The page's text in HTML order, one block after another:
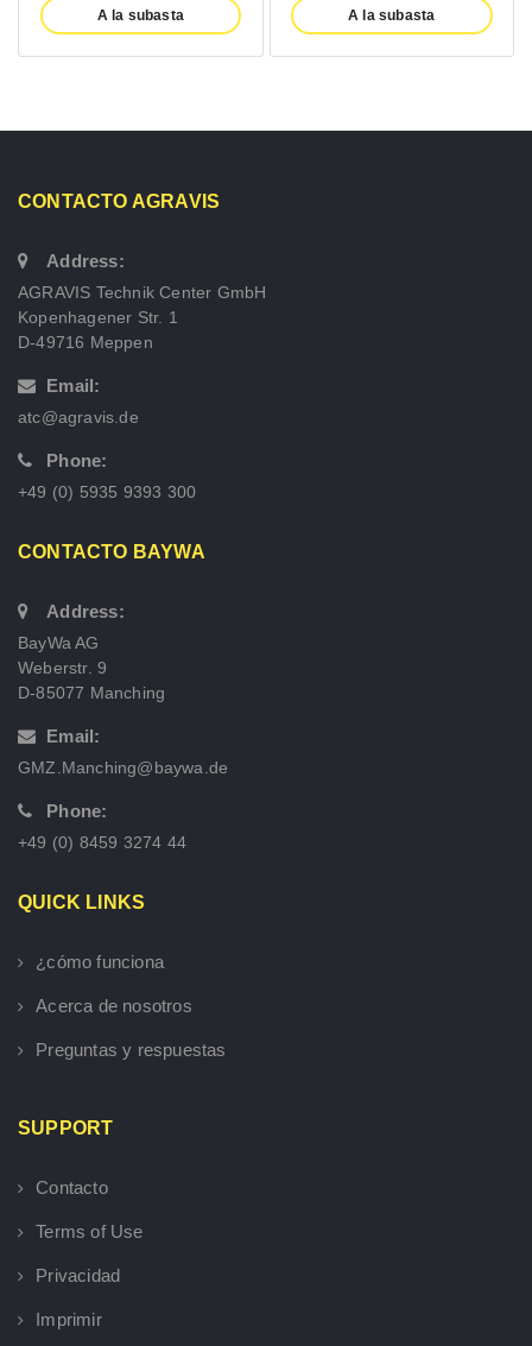
A la subasta A la subasta
CONTACTO AGRAVIS
Address:
AGRAVIS Technik Center GmbH
Kopenhagener Str. 1
D-49716 Meppen
Email:
atc@agravis.de
Phone:
+49 (0) 5935 9393 300
CONTACTO BAYWA
Address:
BayWa AG
Weberstr. 9
D-85077 Manching
Email:
GMZ.Manching@baywa.de
Phone:
+49 (0) 8459 3274 44
QUICK LINKS
¿cómo funciona
Acerca de nosotros
Preguntas y respuestas
SUPPORT
Contacto
Terms of Use
Privacidad
Imprimir